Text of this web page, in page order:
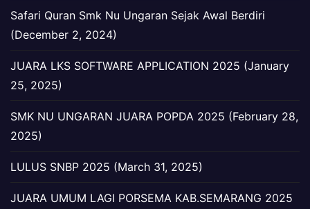
Safari Quran Smk Nu Ungaran Sejak Awal Berdiri
(December 2, 2024)
JUARA LKS SOFTWARE APPLICATION 2025 (January
25, 2025)
SMK NU UNGARAN JUARA POPDA 2025 (February 28,
2025)
LULUS SNBP 2025 (March 31, 2025)
JUARA UMUM LAGI PORSEMA KAB.SEMARANG 2025